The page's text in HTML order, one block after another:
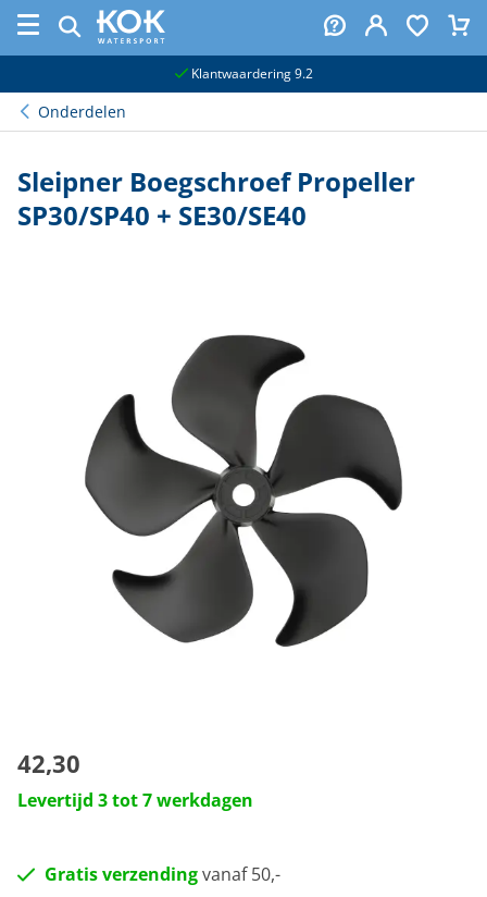
Klantwaardering 9.2
Onderdelen
Sleipner Boegschroef Propeller
SP30/SP40 + SE30/SE40
42,30
Levertijd 3 tot 7 werkdagen
Gratis verzendingvanaf 50,-